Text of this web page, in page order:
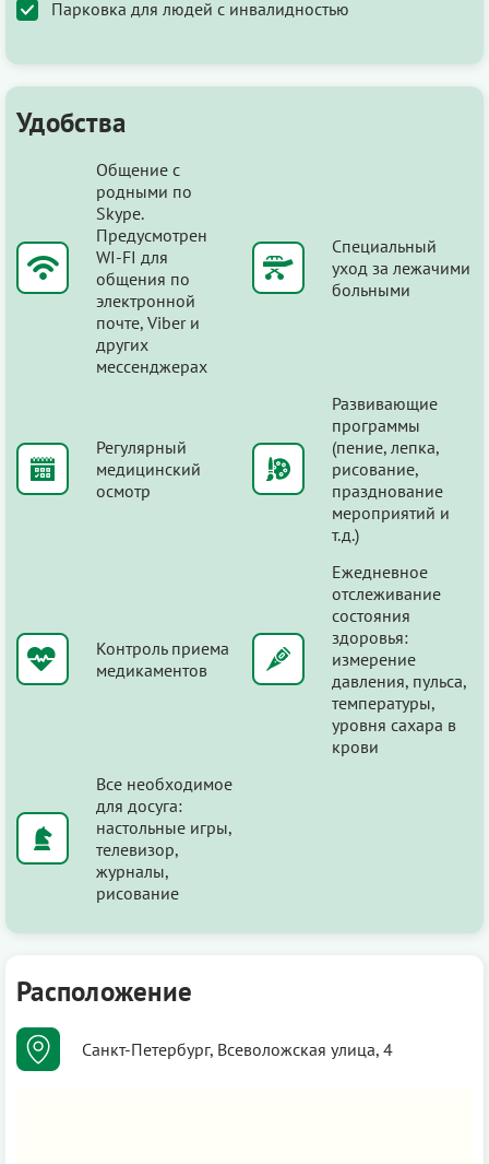
Парковка для людей с инвалидностью
Удобства
Общение с
родными по
Skype.
Предусмотрен
WI-FI для
общения по
электронной
почте, Viber и
других
мессенджерах
Специальный
уход за лежачими
больными
Регулярный
медицинский
осмотр
Развивающие
программы
(пение, лепка,
рисование,
празднование
мероприятий и
т.д.)
Контроль приема
медикаментов
Ежедневное
отслеживание
состояния
здоровья:
измерение
давления, пульса,
температуры,
уровня сахара в
крови
Все необходимое
для досуга:
настольные игры,
телевизор,
журналы,
рисование
Расположение
Санкт-Петербург, Всеволожская улица, 4